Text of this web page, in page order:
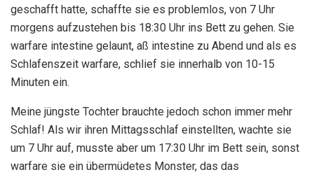
geschafft hatte, schaffte sie es problemlos, von 7 Uhr
morgens aufzustehen bis 18:30 Uhr ins Bett zu gehen. Sie
warfare intestine gelaunt, aß intestine zu Abend und als es
Schlafenszeit warfare, schlief sie innerhalb von 10-15
Minuten ein.
Meine jüngste Tochter brauchte jedoch schon immer mehr
Schlaf! Als wir ihren Mittagsschlaf einstellten, wachte sie
um 7 Uhr auf, musste aber um 17:30 Uhr im Bett sein, sonst
warfare sie ein übermüdetes Monster, das das